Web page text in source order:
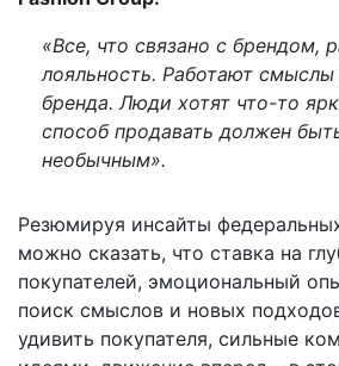
«Все, что связано с брендом,
лояльность. Работают смыслы
бренда. Люди хотят что-то
способ продавать должен
необычным».
Резюмируя инсайты
можно сказать, что ставка на
покупателей, эмоциональный
поиск смыслов и новых
удивить покупателя, сильные